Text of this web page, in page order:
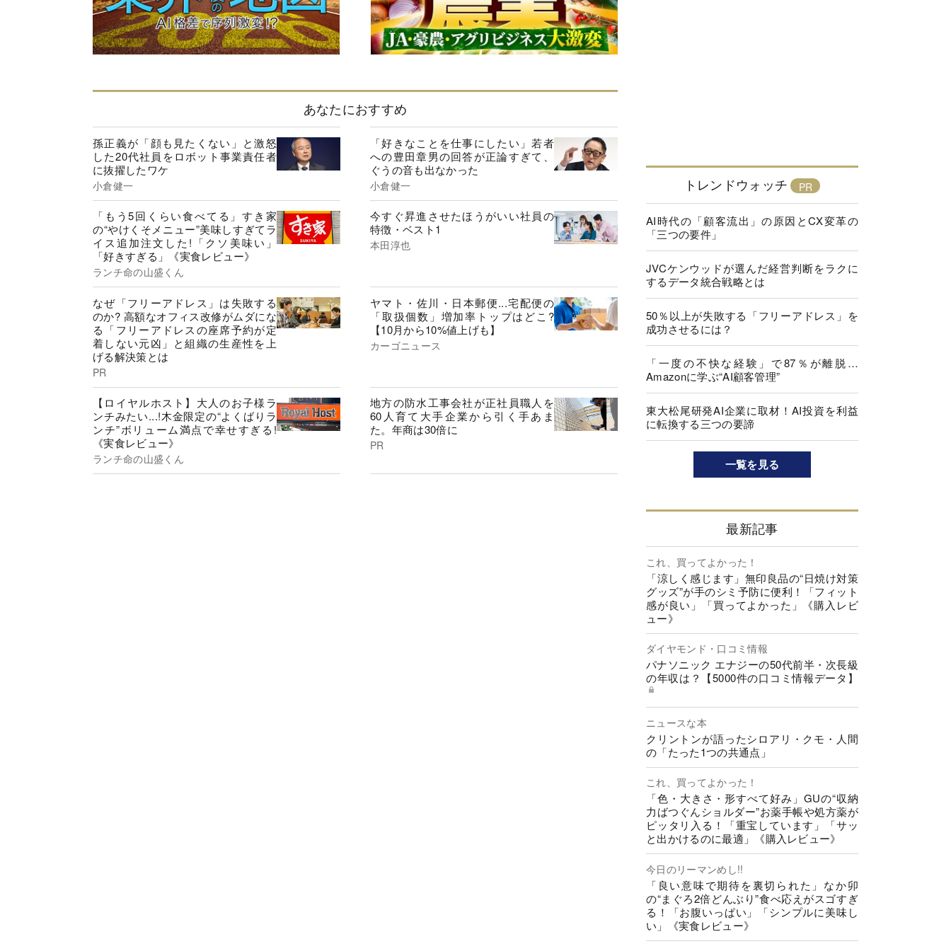
あなたにおすすめ
孫正義が「顔も見たくない」と激怒
した20代社員をロボット事業責任者
に抜擢したワケ
小倉健一
「好きなことを仕事にしたい」若者
への豊田章男の回答が正論すぎて、
ぐうの音も出なかった
小倉健一
「もう5回くらい食べてる」すき家
の“やけくそメニュー”美味しすぎてラ
イス追加注文した!「クソ美味い」
「好きすぎる」《実食レビュー》
ランチ命の山盛くん
今すぐ昇進させたほうがいい社員の
特徴・ベスト1
本田淳也
なぜ「フリーアドレス」は失敗する
のか? 高額なオフィス改修がムダにな
る「フリーアドレスの座席予約が定
着しない元凶」と組織の生産性を上
げる解決策とは
PR
ヤマト・佐川・日本郵便...宅配便の
「取扱個数」増加率トップはどこ?
【10月から10%値上げも】
カーゴニュース
【ロイヤルホスト】大人のお子様ラ
ンチみたい...!木金限定の“よくばりラ
ンチ”ボリューム満点で幸せすぎる!
《実食レビュー》
ランチ命の山盛くん
地方の防水工事会社が正社員職人を
60人育て大手企業から引く手あま
た。年商は30倍に
PR
トレンドウォッチ
AI時代の「顧客流出」の原因とCX変革の
「三つの要件」
JVCケンウッドが選んだ経営判断をラクに
するデータ統合戦略とは
50％以上が失敗する「フリーアドレス」を
成功させるには？
「一度の不快な経験」で87％が離脱…
Amazonに学ぶ“AI顧客管理”
東大松尾研発AI企業に取材！AI投資を利益
に転換する三つの要諦
一覧を見る
最新記事
これ、買ってよかった！
「涼しく感じます」無印良品の“日焼け対策
グッズ”が手のシミ予防に便利！「フィット
感が良い」「買ってよかった」《購入レビ
ュー》
ダイヤモンド・口コミ情報
パナソニック エナジーの50代前半・次長級
の年収は？【5000件の口コミ情報データ】
ニュースな本
クリントンが語ったシロアリ・クモ・人間
の「たった1つの共通点」
これ、買ってよかった！
「色・大きさ・形すべて好み」GUの“収納
力ばつぐんショルダー”お薬手帳や処方薬が
ピッタリ入る！「重宝しています」「サッ
と出かけるのに最適」《購入レビュー》
今日のリーマンめし!!
「良い意味で期待を裏切られた」なか卯
の“まぐろ2倍どんぶり”食べ応えがスゴすぎ
る！「お腹いっぱい」「シンプルに美味し
い」《実食レビュー》